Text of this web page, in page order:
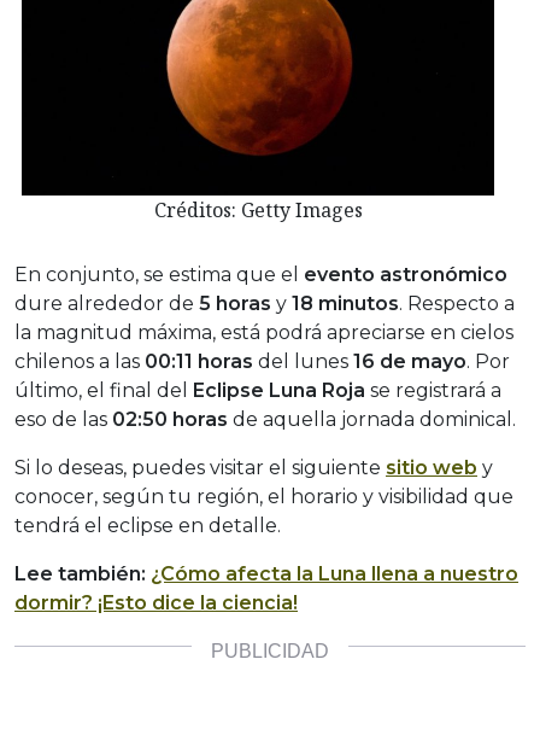
Créditos: Getty Images
En conjunto, se estima que el evento astronómico
dure alrededor de 5 horas y 18 minutos. Respecto a
la magnitud máxima, está podrá apreciarse en cielos
chilenos a las 00:11 horas del lunes 16 de mayo. Por
último, el final del
Eclipse Luna Roja se registrará a
eso de las 02:50 horas de aquella jornada dominical.
Si lo deseas, puedes visitar el siguiente sitio web y
conocer, según tu región, el horario y visibilidad que
tendrá el eclipse en detalle.
Lee también: ¿Cómo afecta la Luna llena a nuestro
dormir? ¡Esto dice la ciencia!